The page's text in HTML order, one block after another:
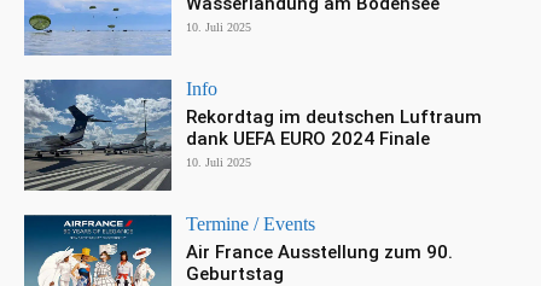
10. Juli 2025
Info
Rekordtag im deutschen Luftraum
dank UEFA EURO 2024 Finale
10. Juli 2025
Termine / Events
Air France Ausstellung zum 90.
Geburtstag